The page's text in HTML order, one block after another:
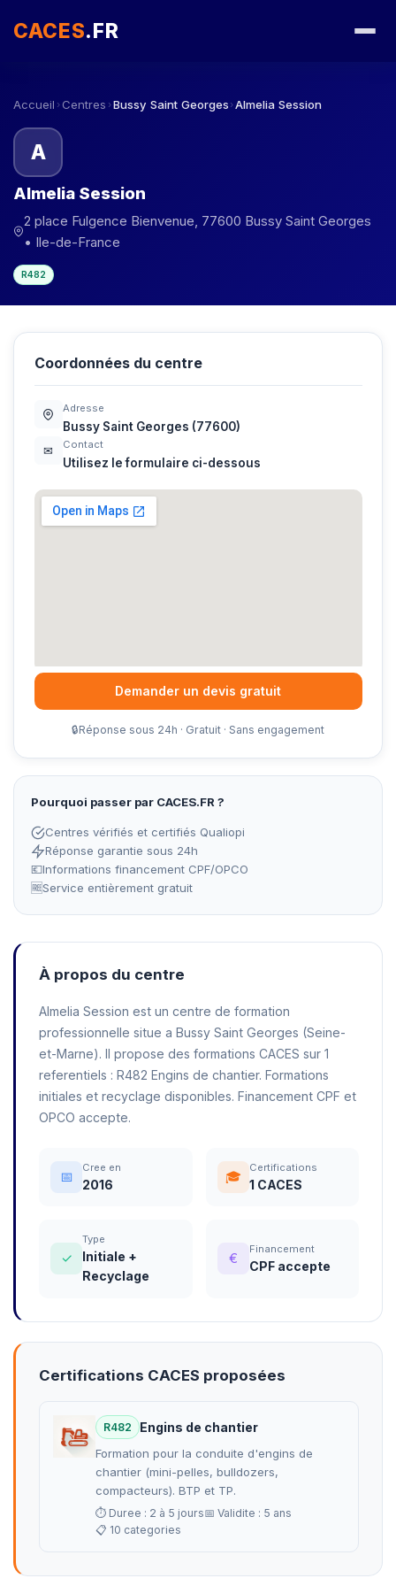
CACES.FR
Accueil › Centres ›Bussy Saint Georges ›Almelia Session
A
Almelia Session
2 place Fulgence Bienvenue, 77600 Bussy Saint Georges
• Ile-de-France
R482
À propos du centre
Almelia Session est un centre de formation
professionnelle situe a Bussy Saint Georges (Seine-
et-Marne). Il propose des formations CACES sur 1
referentiels : R482 Engins de chantier. Formations
initiales et recyclage disponibles. Financement CPF et
OPCO accepte.
📅
Cree en
2016 🎓
Certifications
1 CACES
✓
Type
Initiale +
Recyclage
€
Financement
CPF accepte
Certifications CACES proposées
R482 Engins de chantier
Formation pour la conduite d'engins de
chantier (mini-pelles, bulldozers,
compacteurs). BTP et TP.
⏱ Duree : 2 à 5 jours📅 Validite : 5 ans
📋 10 categories
Coordonnées du centre
Adresse
Bussy Saint Georges (77600)
✉
Contact
Utilisez le formulaire ci-dessous
Demander un devis gratuit
🔒Réponse sous 24h · Gratuit · Sans engagement
Pourquoi passer par CACES.FR ?
Centres vérifiés et certifiés Qualiopi
Réponse garantie sous 24h
💶Informations financement CPF/OPCO
🆓Service entièrement gratuit